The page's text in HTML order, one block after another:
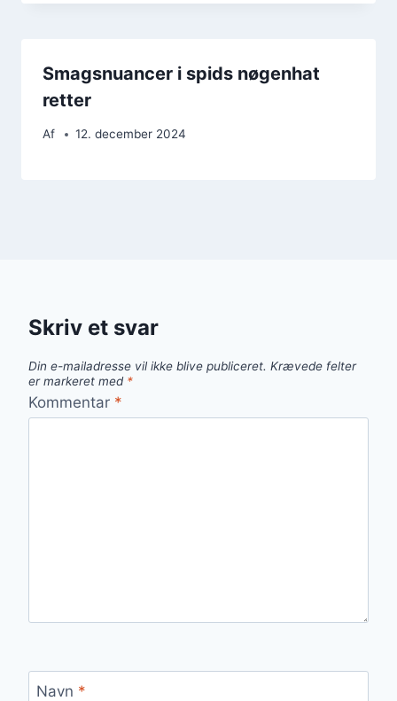
Smagsnuancer i spids nøgenhat
retter
Af 12. december 2024
Skriv et svar
Din e-mailadresse vil ikke blive publiceret. Krævede felter
er markeret med *
Kommentar *
Navn *